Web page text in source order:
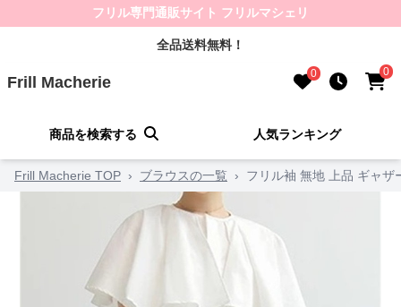
フリル専門通販サイト フリルマシェリ
全品送料無料！
Frill Macherie 0 0
商品を検索する 人気ランキング
Frill Macherie TOP › ブラウスの一覧 › フリル袖 無地 上品 ギャザ